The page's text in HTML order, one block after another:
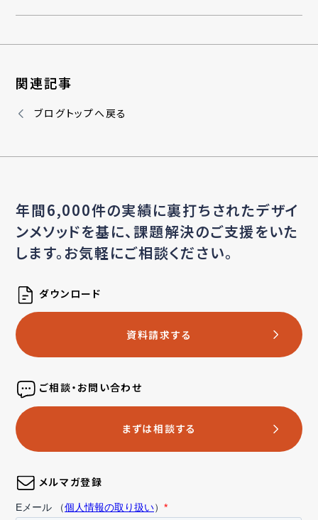
関連記事
ブログトップへ戻る
年間6,000件の実績に裏打ちされたデザイ
ンメソッドを基に、課題解決のご支援をいた
します。お気軽にご相談ください。
ダウンロード
資料請求する
ご相談・お問い合わせ
まずは相談する
メルマガ登録